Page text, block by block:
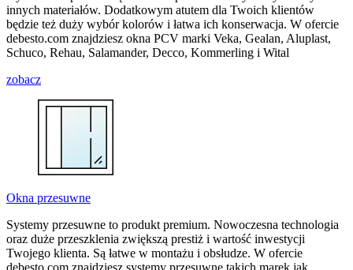
innych materiałów. Dodatkowym atutem dla Twoich klientów
będzie też duży wybór kolorów i łatwa ich konserwacja. W ofercie
debesto.com znajdziesz okna PCV marki Veka, Gealan, Aluplast,
Schuco, Rehau, Salamander, Decco, Kommerling i Wital
zobacz
Okna przesuwne
Systemy przesuwne to produkt premium. Nowoczesna technologia
oraz duże przeszklenia zwiększą prestiż i wartość inwestycji
Twojego klienta. Są łatwe w montażu i obsłudze. W ofercie